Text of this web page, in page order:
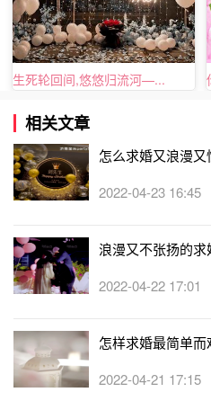
元旦节向女友求婚的浪漫方式
本低却充满梦幻的求婚方式，
一种温馨浪漫的气氛，不管是
摆心形、摆文字、摆她最爱的
生死轮回间,悠悠归流河—...
相关文章
怎么求婚又浪漫
2022-04-23 16:45
浪漫又不张扬的
2022-04-22 17:01
怎样求婚最简单
2022-04-21 17:15